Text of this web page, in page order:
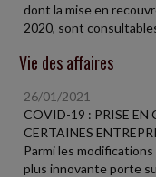
dont la mise en
2020, sont
Vie des affaires
26/01/2021
COVID-19 : PRISE EN
CERTAINES
Parmi les
plus innovante porte